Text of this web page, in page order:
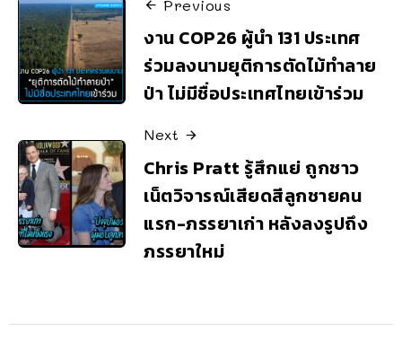
Previous
งาน COP26 ผู้นำ 131 ประเทศ
ร่วมลงนามยุติการตัดไม้ทำลาย
ป่า ไม่มีชื่อประเทศไทยเข้าร่วม
Next
Chris Pratt รู้สึกแย่ ถูกชาว
เน็ตวิจารณ์เสียดสีลูกชายคน
แรก-ภรรยาเก่า หลังลงรูปถึง
ภรรยาใหม่